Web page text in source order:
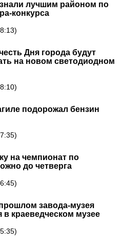
лучшим районом по
конкурса
Дня города будут
на новом светодиодном
подорожал бензин
на чемпионат по
до четверга
завода-музея
в краеведческом музее